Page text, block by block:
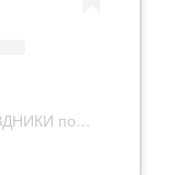
Публикация от ДЕТСКИЕ ПРАЗДНИКИ под КАЗАНЬ (@event_yourday)